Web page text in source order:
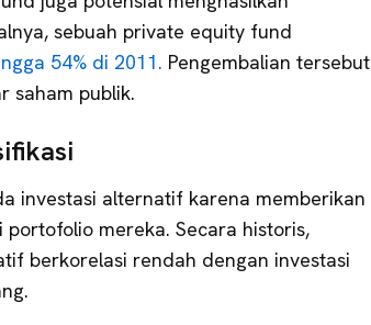
sebuah private equity fund
54% di 2011. Pengembalian tersebut
saham publik.
investasi alternatif karena memberikan
mereka. Secara historis,
berkorelasi rendah dengan investasi